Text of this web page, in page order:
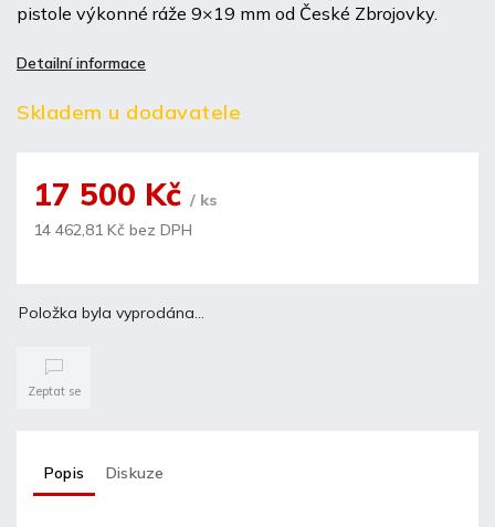
pistole výkonné ráže 9×19 mm od České Zbrojovky.
Detailní informace
Skladem u dodavatele
17 500 Kč / ks
14 462,81 Kč bez DPH
Položka byla vyprodána…
Zeptat se
Popis Diskuze